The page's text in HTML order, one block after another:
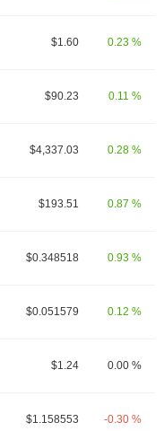
$1.60 0.23 %
$90.23 0.11 %
$4,337.03 0.28 %
$193.51 0.87 %
$0.348518 0.93 %
$0.051579 0.12 %
$1.24 0.00 %
$1.158553 -0.30 %